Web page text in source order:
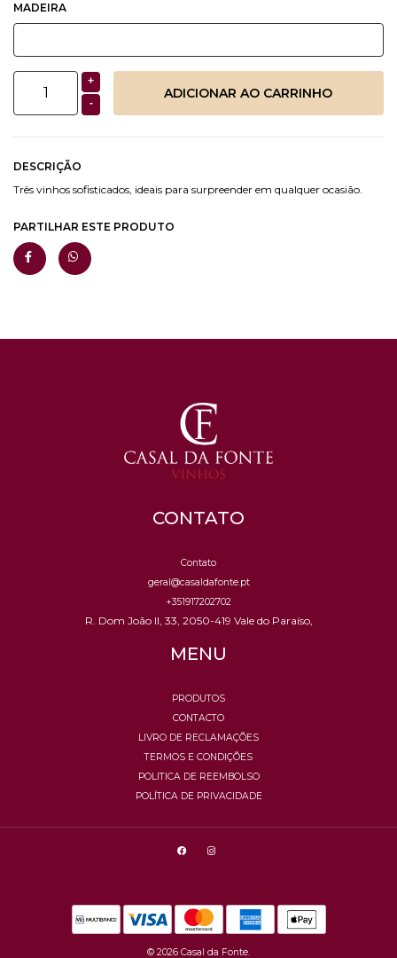
MADEIRA
+
-
DESCRIÇÃO
Três vinhos sofisticados, ideais para surpreender em qualquer ocasião.
PARTILHAR ESTE PRODUTO
CONTATO
Contato
geral@casaldafonte.pt
+351917202702
R. Dom João II, 33, 2050-419 Vale do Paraíso,
MENU
PRODUTOS
CONTACTO
LIVRO DE RECLAMAÇÕES
TERMOS E CONDIÇÕES
POLITICA DE REEMBOLSO
POLÍTICA DE PRIVACIDADE
© 2026 Casal da Fonte.